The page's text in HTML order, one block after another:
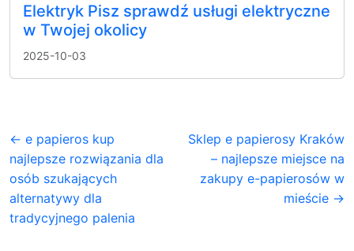
Elektryk Pisz sprawdź usługi elektryczne
w Twojej okolicy
2025-10-03
← e papieros kup
najlepsze rozwiązania dla
osób szukających
alternatywy dla
tradycyjnego palenia
Sklep e papierosy Kraków
– najlepsze miejsce na
zakupy e-papierosów w
mieście →